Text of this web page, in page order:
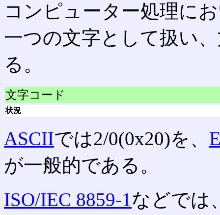
コンピューター処理に
一つの文字として扱い
る。
文字コード
状況
ASCIIでは2/0(0x20)を、
が一般的である。
ISO/IEC 8859-1などでは